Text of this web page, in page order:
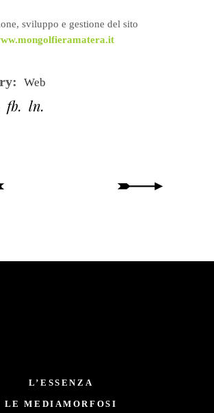
sviluppo e gestione del sito
Web
fb ln
L’ESSENZA
LE MEDIAMORFOSI